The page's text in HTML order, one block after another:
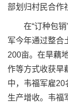
部划归村民合作
在“订种包销”
军今年通过整合
200亩。在旱藕
作等方式收获旱
中，韦福军雇20
生产增收。韦福